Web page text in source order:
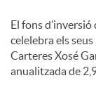
a
l
El fons
celelebra els
Carteres Xosé
anualitzada de